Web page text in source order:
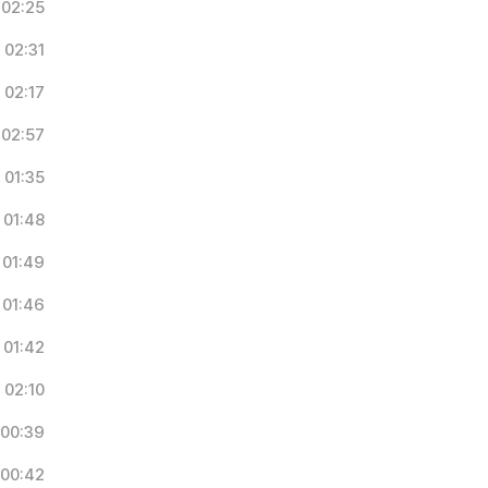
02:25
02:31
02:17
02:57
01:35
01:48
01:49
01:46
01:42
02:10
00:39
00:42